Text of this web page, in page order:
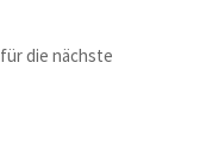
die nächste